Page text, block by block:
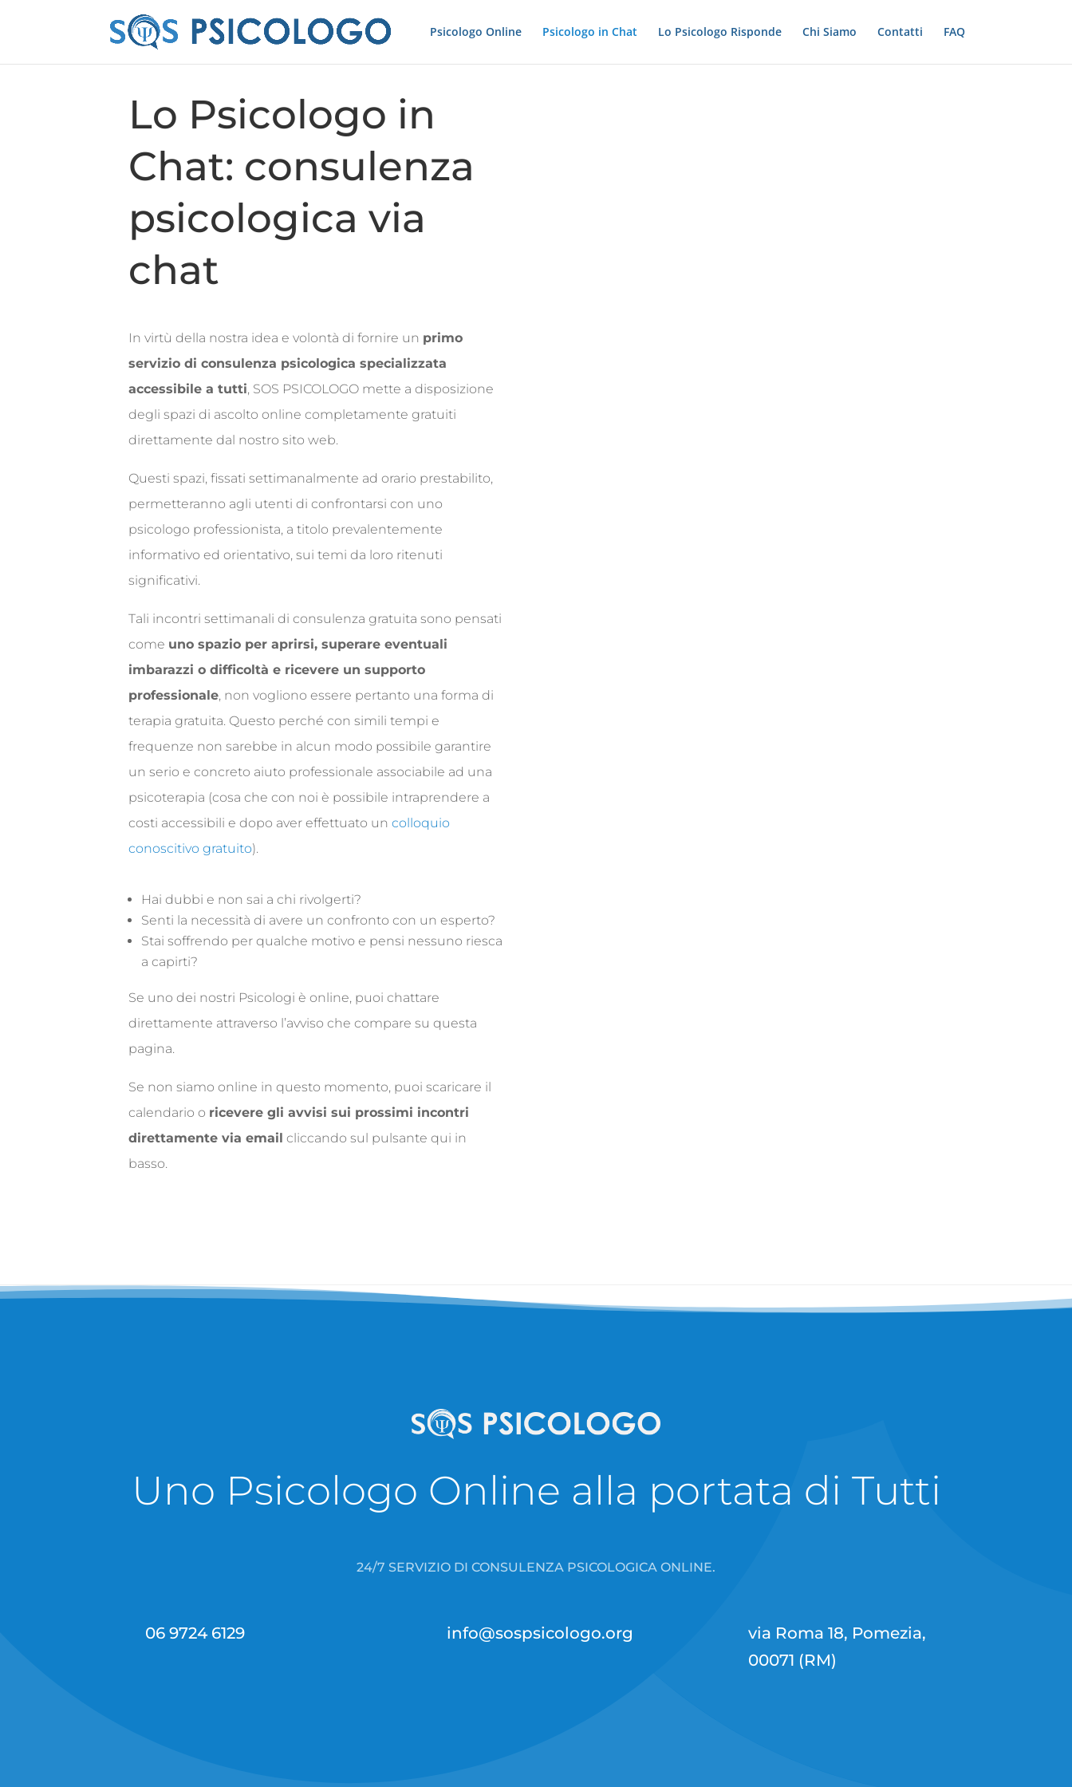
Psicologo Online Psicologo in Chat Lo Psicologo Risponde Chi Siamo Contatti FAQ
Lo Psicologo in
Chat: consulenza
psicologica via
chat
In virtù della nostra idea e volontà di fornire un primo
servizio di consulenza psicologica specializzata
accessibile a tutti, SOS PSICOLOGO mette a disposizione
degli spazi di ascolto online completamente gratuiti
direttamente dal nostro sito web.
Questi spazi, fissati settimanalmente ad orario prestabilito,
permetteranno agli utenti di confrontarsi con uno
psicologo professionista, a titolo prevalentemente
informativo ed orientativo, sui temi da loro ritenuti
significativi.
Tali incontri settimanali di consulenza gratuita sono pensati
come uno spazio per aprirsi, superare eventuali
imbarazzi o difficoltà e ricevere un supporto
professionale, non vogliono essere pertanto una forma di
terapia gratuita. Questo perché con simili tempi e
frequenze non sarebbe in alcun modo possibile garantire
un serio e concreto aiuto professionale associabile ad una
psicoterapia (cosa che con noi è possibile intraprendere a
costi accessibili e dopo aver effettuato uncolloquio
conoscitivo gratuito).
Hai dubbi e non sai a chi rivolgerti?
Senti la necessità di avere un confronto con un esperto?
Stai soffrendo per qualche motivo e pensi nessuno riesca
a capirti?
Se uno dei nostri Psicologi è online, puoi chattare
direttamente attraverso l’avviso che compare su questa
pagina.
Se non siamo online in questo momento, puoi scaricare il
calendario o ricevere gli avvisi sui prossimi incontri
direttamente via email cliccando sul pulsante qui in
basso.
Uno Psicologo Online alla portata di Tutti
24/7 SERVIZIO DI CONSULENZA PSICOLOGICA ONLINE.
06 9724 6129 info@sospsicologo.org
via Roma 18, Pomezia,
00071 (RM)